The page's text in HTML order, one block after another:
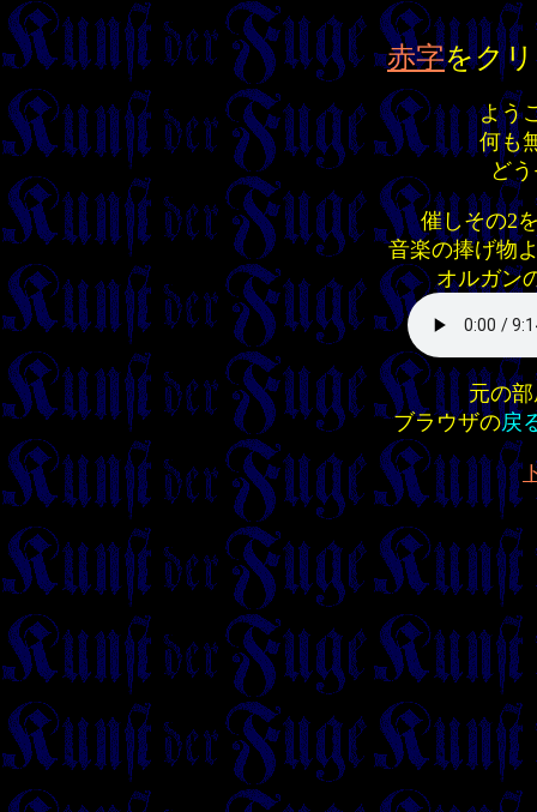
赤字をク
よう
何も
ど
催しその2
音楽の捧げ物
オルガン
元の
ブラウザの戻